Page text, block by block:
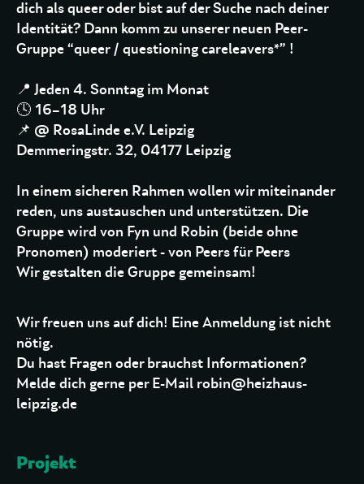
dich als queer oder bist auf der Suche nach deiner
Identität? Dann komm zu unserer neuen Peer-
Gruppe “queer / questioning careleavers*” !
📍 Jeden 4. Sonntag im Monat
🕓 16–18 Uhr
📌 @ RosaLinde e.V. Leipzig
Demmeringstr. 32, 04177 Leipzig
In einem sicheren Rahmen wollen wir miteinander
reden, uns austauschen und unterstützen. Die
Gruppe wird von Fyn und Robin (beide ohne
Pronomen) moderiert - von Peers für Peers
Wir gestalten die Gruppe gemeinsam!
Wir freuen uns auf dich! Eine Anmeldung ist nicht
nötig.
Du hast Fragen oder brauchst Informationen?
Melde dich gerne per E-Mail robin@heizhaus-
leipzig.de
Projekt